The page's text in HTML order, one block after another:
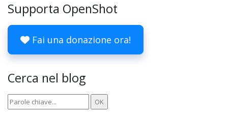
Supporta OpenShot
Fai una donazione ora!
Cerca nel blog